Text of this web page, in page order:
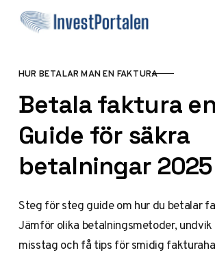
Hoppa till innehåll
KATEGORI
HUR BETALAR MAN EN FAKTURA
Betala faktura
Guide för säkra
betalningar 2025
Steg för steg guide om hur du betalar
Jämför olika betalningsmetoder,
misstag och få tips för smidig